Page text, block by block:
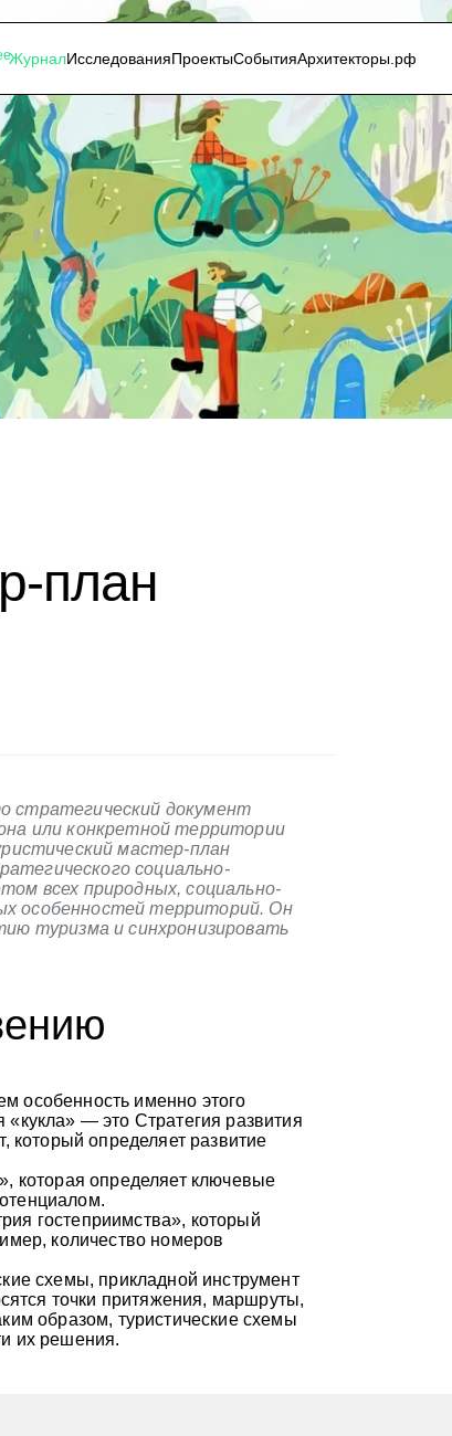
ЖурналИсследованияПроектыСобытияАрхитекторы.рф
план
стратегический документ
или конкретной территории
мастер-план
социально-
всех природных, социально-
особенностей территорий. Он
туризма и синхронизировать
особенность именно этого
— это Стратегия развития
который определяет развитие
которая определяет ключевые
гостеприимства», который
количество номеров
схемы, прикладной инструмент
точки притяжения, маршруты,
образом, туристические схемы
их решения.